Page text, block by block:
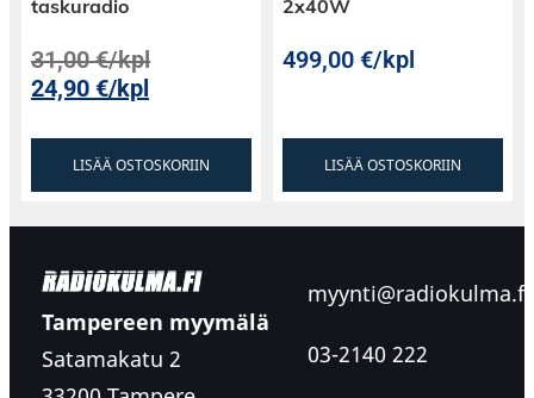
taskuradio
31,00€/kpl
24,90€/kpl
LISÄÄ OSTOSKORIIN
2x40W
499,00€/kpl
LISÄÄ OSTOSKORIIN
Tampereen myymälä
Satamakatu 2
myynti@radiokulma.fi
03-2140 222